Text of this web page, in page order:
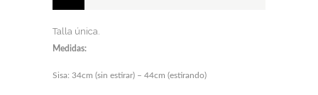
Talla única.
Medidas:
Sisa: 34cm (sin estirar) – 44cm (estirando)